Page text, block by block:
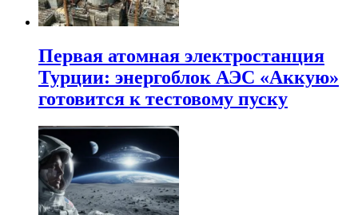
Первая атомная электростанция
Турции: энергоблок АЭС «Аккую»
готовится к тестовому пуску